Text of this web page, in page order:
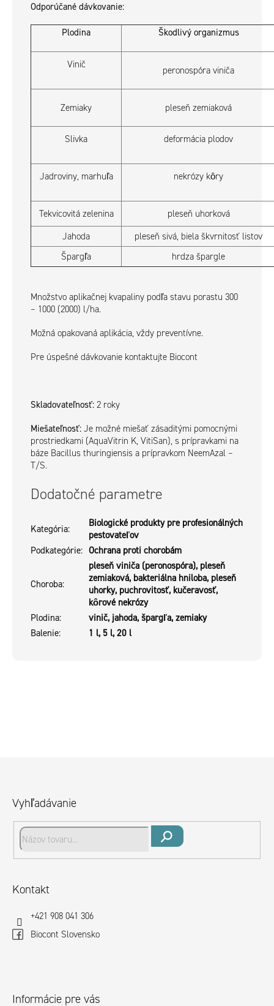
Odporúčané dávkovanie:
Plodina Škodlivý organizmus
Vinič peronospóra viniča
Zemiaky pleseň zemiaková
Slivka deformácia plodov
Jadroviny, marhuľa nekrózy kôry
Tekvicovitá zelenina
pleseň uhorková
Jahoda
pleseň sivá, biela škvrnitosť listov
Špargľa
hrdza špargle
Množstvo aplikačnej kvapaliny podľa stavu porastu 300
– 1000 (2000) l/ha.
Možná opakovaná aplikácia, vždy preventívne.
Pre úspešné dávkovanie kontaktujte Biocont
Skladovateľnosť: 2 roky
Miešateľnosť: Je možné miešať zásaditými pomocnými
prostriedkami (AquaVitrin K, VitiSan), s prípravkami na
báze Bacillus thuringiensis a prípravkom NeemAzal –
T/S.
Dodatočné parametre
Kategória:
Biologické produkty pre profesionálných
pestovateľov
Podkategórie: Ochrana proti chorobám
Choroba:
pleseň viniča (peronospóra), pleseň
zemiaková, bakteriálna hniloba, pleseň
uhorky, puchrovitosť, kučeravosť,
kôrové nekrózy
Plodina:
vinič, jahoda, špargľa, zemiaky
Balenie: 1 l, 5 l, 20 l
Vyhľadávanie
Kontakt
+421 908 041 306
Biocont Slovensko
Informácie pre vás